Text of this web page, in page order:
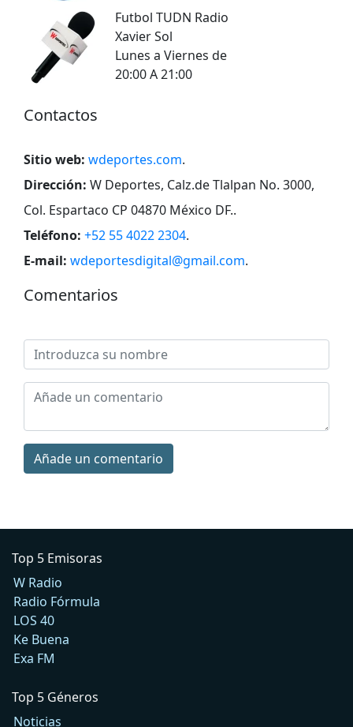
Futbol TUDN Radio
Xavier Sol
Lunes a Viernes de
20:00 A 21:00
Contactos
Sitio web: wdeportes.com.
Dirección: W Deportes, Calz.de Tlalpan No. 3000,
Col. Espartaco CP 04870 México DF..
Teléfono: +52 55 4022 2304.
E-mail: wdeportesdigital@gmail.com.
Comentarios
Añade un comentario
Top 5 Emisoras
W Radio
Radio Fórmula
LOS 40
Ke Buena
Exa FM
Top 5 Géneros
Noticias